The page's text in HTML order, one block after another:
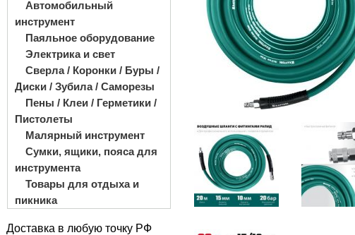
Автомобильный
инструмент
Паяльное оборудование
Электрика и свет
Сверла / Коронки / Буры /
Диски / Зубила / Саморезы
Пены / Клеи / Герметики /
Пистолеты
Малярный инструмент
Сумки, ящики, пояса для
инструмента
Товары для отдыха и
пикника
Доставка в любую точку РФ